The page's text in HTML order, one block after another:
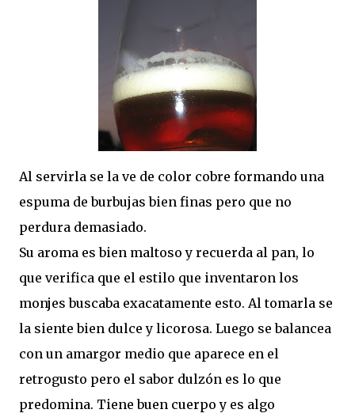
Al servirla se la ve de color cobre formando una
espuma de burbujas bien finas pero que no
perdura demasiado.
Su aroma es bien maltoso y recuerda al pan, lo
que verifica que el estilo que inventaron los
monjes buscaba exacatamente esto. Al tomarla se
la siente bien dulce y licorosa. Luego se balancea
con un amargor medio que aparece en el
retrogusto pero el sabor dulzón es lo que
predomina. Tiene buen cuerpo y es algo